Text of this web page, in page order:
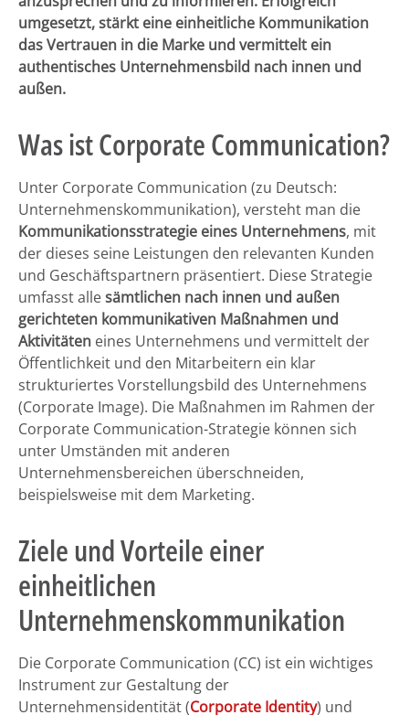
umgesetzt, stärkt eine einheitliche Kommunikation
das Vertrauen in die Marke und vermittelt ein
authentisches Unternehmensbild nach innen und
außen.
Was ist Corporate Communication?
Unter Corporate Communication (zu Deutsch:
Unternehmenskommunikation), versteht man die
Kommunikationsstrategie eines Unternehmens, mit
der dieses seine Leistungen den relevanten Kunden
und Geschäftspartnern präsentiert. Diese Strategie
umfasst allesämtlichen nach innen und außen
gerichteten kommunikativen Maßnahmen und
Aktivitäten eines Unternehmens und vermittelt der
Öffentlichkeit und den Mitarbeitern ein klar
strukturiertes Vorstellungsbild des Unternehmens
(Corporate Image). Die Maßnahmen im Rahmen der
Corporate Communication-Strategie können sich
unter Umständen mit anderen
Unternehmensbereichen überschneiden,
beispielsweise mit dem Marketing.
Ziele und Vorteile einer
einheitlichen
Unternehmenskommunikation
Die Corporate Communication (CC) ist ein wichtiges
Instrument zur Gestaltung der
Unternehmensidentität (Corporate Identity) und